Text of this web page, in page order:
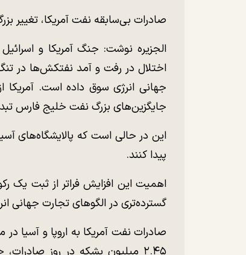
صادرات بی‌سابقه نفت آمریکا،
اختلال در رفت و آمد نفتکش‌ها در
جهانی انرژی سوق داده است.
جایگزین‌های بزرگ نفت خلیج فارس
این در حالی است که پالایشگاه‌های
پیدا کنند.
اهمیت این افزایش فراتر از ثبت یک
گسترده‌تری در الگو‌های تجارت جهانی
صادرات نفت آمریکا به اروپا و آسیا
۲.۴۵ میلیون بشکه در روز